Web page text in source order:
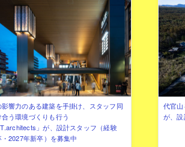
響力のある建築を手掛け、スタッフ同
う環境づくりも行う
」が、設計スタッフ（経験
2027年新卒）を募集中
代官
が、